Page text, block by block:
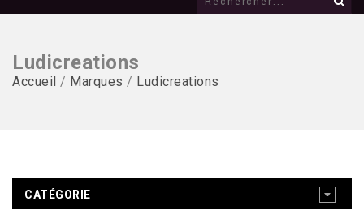
Ludicreations
Accueil / Marques / Ludicreations
CATÉGORIE